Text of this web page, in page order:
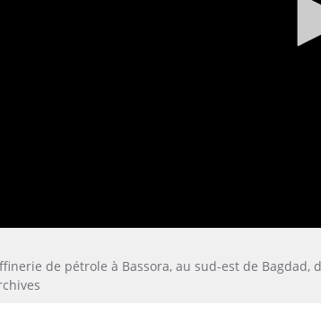
Volume
de pétrole à Bassora, au sud-est de